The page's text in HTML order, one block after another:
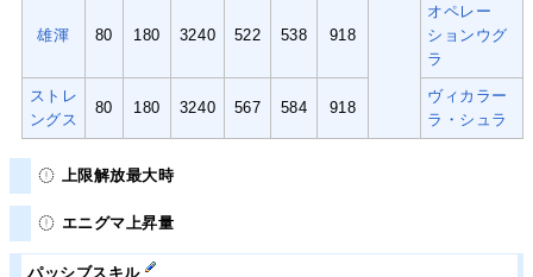
雄渾 80 180 3240 522 538 918
オペレー
ションウグ
ラ
ストレ
ングス
80 180 3240 567 584 918
ヴィカラー
ラ・シュラ
上限解放最大時
エニグマ上昇量